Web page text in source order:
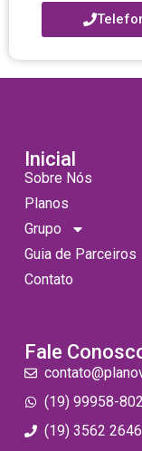
Inicial
Sobre Nós
Planos
Grupo
Guia de Parceiros
Contato
Fale
(19) 99958-
(19) 3562 2646